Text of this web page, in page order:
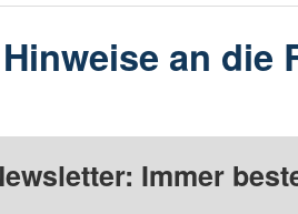
Hinweise an die
Immer